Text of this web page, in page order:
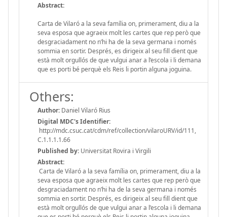
Abstract:
Carta de Vilaró a la seva família on, primerament, diu a la
seva esposa que agraeix molt les cartes que rep però que
desgraciadament no n’hi ha de la seva germana i només
sommia en sortir. Després, es dirigeix al seu fill dient que
està molt orgullós de que vulgui anar a l’escola i li demana
que es porti bé perquè els Reis li portin alguna joguina.
Others:
Author: Daniel Vilaró Rius
Digital MDC's Identifier:
http://mdc.csuc.cat/cdm/ref/collection/vilaroURV/id/111,
C.1.1.1.1.66
Published by: Universitat Rovira i Virgili
Abstract:
Carta de Vilaró a la seva família on, primerament, diu a la
seva esposa que agraeix molt les cartes que rep però que
desgraciadament no n’hi ha de la seva germana i només
sommia en sortir. Després, es dirigeix al seu fill dient que
està molt orgullós de que vulgui anar a l’escola i li demana